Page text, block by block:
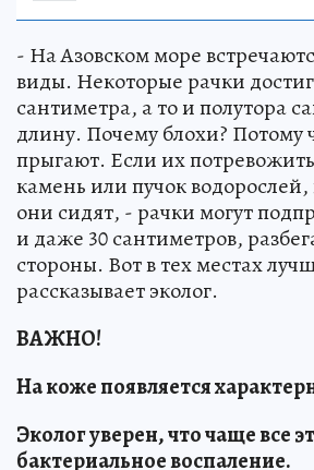
- На Азовском море
виды. Некоторые рачки
сантиметра, а то и полутора
длину. Почему блохи? Потому
прыгают. Если их
камень или пучок
они сидят, - рачки могут
и даже 30 сантиметров,
стороны. Вот в тех местах
рассказывает эколог.
ВАЖНО!
На коже появляется
Эколог уверен, что чаще все
бактериальное воспаление.